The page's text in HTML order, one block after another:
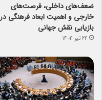
ضعف‌های داخلی، فرصت‌های
خارجی و اهمیت ابعاد فرهنگی در
بازیابی نقش جهانی
۲۴ تیر ۱۴۰۴